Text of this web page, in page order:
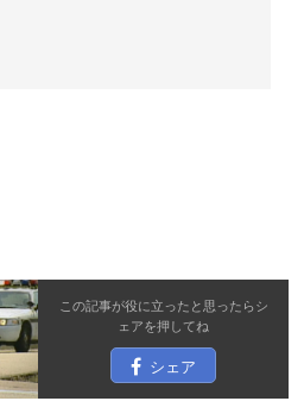
この記事が役に立ったと思ったらシ
ェアを押してね
シェア